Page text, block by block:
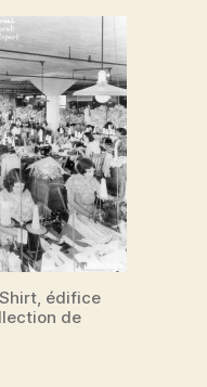
édifice
de